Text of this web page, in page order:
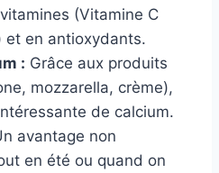
(Vitamine C
et en antioxydants.
: Grâce aux produits
mozzarella, crème),
de calcium.
avantage non
en été ou quand on